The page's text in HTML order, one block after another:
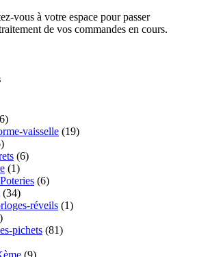
vous à votre espace pour passer
de vos commandes en cours.
vaisselle (19)
(6)
(1)
(6)
(34)
réveils (1)
pichets (81)
(9)